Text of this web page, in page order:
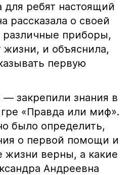
для ребят настоящий
рассказала о своей
различные приборы,
жизни, и объяснила,
первую
— закрепили знания в
«Правда или миф».
было определить,
о первой помощи и
жизни верны, а какие
Андреевна